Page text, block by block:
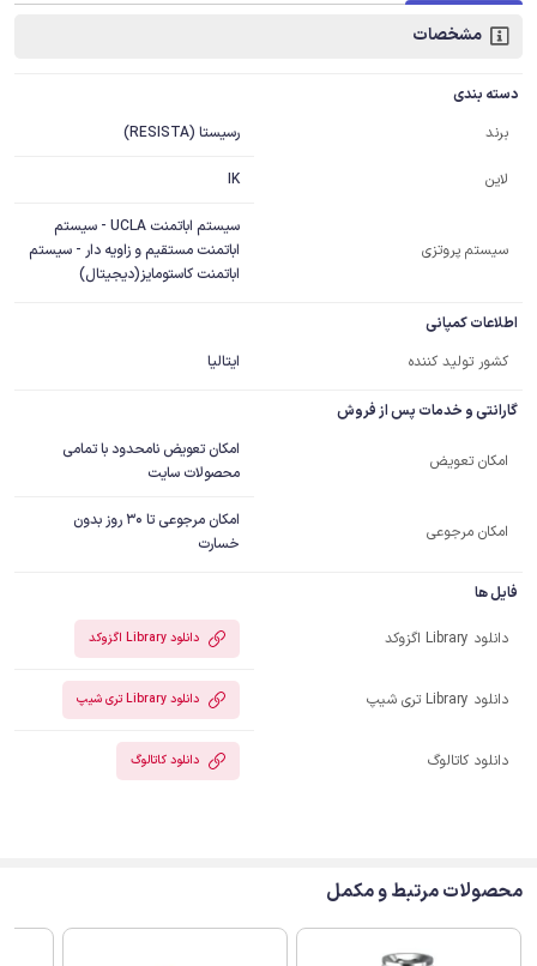
مشخصات
دسته بندی
برند
رسیستا (RESISTA)
لاین IK
سیستم پروتزی
سیستم اباتمنت UCLA - سیستم
اباتمنت مستقیم و زاویه دار - سیستم
اباتمنت کاستومایز(دیجیتال)
اطلاعات کمپانی
کشور تولید کننده
ایتالیا
گارانتی و خدمات پس از فروش
امکان تعویض
امکان تعویض نامحدود با تمامی
محصولات سایت
امکان مرجوعی
امکان مرجوعی تا 30 روز بدون
خسارت
فایل ها
دانلود Library اگزوکد دانلود Library اگزوکد
دانلود Library تری شیپ دانلود Library تری شیپ
دانلود کاتالوگ دانلود کاتالوگ
محصولات مرتبط و مکمل